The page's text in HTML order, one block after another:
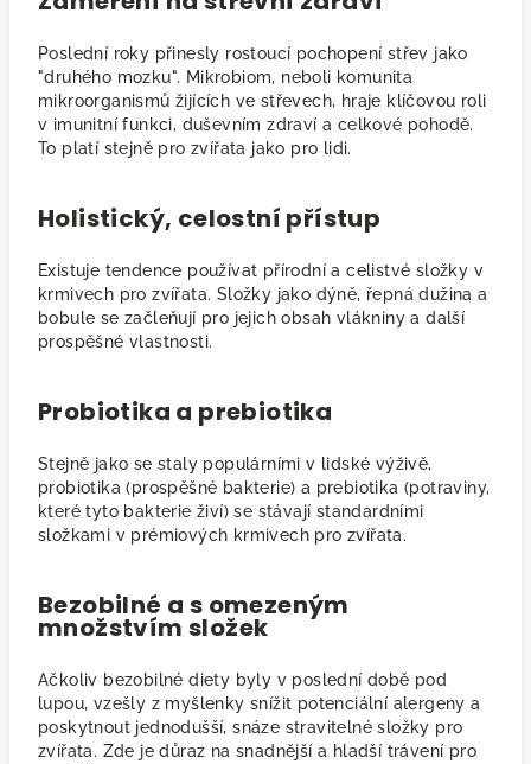
Poslední roky přinesly rostoucí pochopení střev jako
"druhého mozku". Mikrobiom, neboli komunita
mikroorganismů žijících ve střevech, hraje klíčovou roli
v imunitní funkci, duševním zdraví a celkové pohodě.
To platí stejně pro zvířata jako pro lidi.
Holistický, celostní přístup
Existuje tendence používat přírodní a celistvé složky v
krmivech pro zvířata. Složky jako dýně, řepná dužina a
bobule se začleňují pro jejich obsah vlákniny a další
prospěšné vlastnosti.
Probiotika a prebiotika
Stejně jako se staly populárními v lidské výživě,
probiotika (prospěšné bakterie) a prebiotika (potraviny,
které tyto bakterie živí) se stávají standardními
složkami v prémiových krmivech pro zvířata.
Bezobilné a s omezeným
množstvím složek
Ačkoliv bezobilné diety byly v poslední době pod
lupou, vzešly z myšlenky snížit potenciální alergeny a
poskytnout jednodušší, snáze stravitelné složky pro
zvířata. Zde je důraz na snadnější a hladší trávení pro